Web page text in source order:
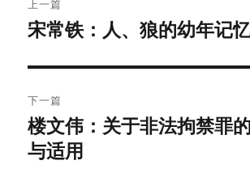
章
航
上一篇
上
文
章：
宋常铁：人、狼的幼年记
下一篇
下
篇
楼文伟：关于非法拘禁罪
与适用